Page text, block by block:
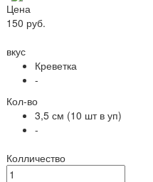
Цена
150 руб.
вкус
Креветка
-
Кол-во
3,5 см (10 шт в уп)
-
Колличество